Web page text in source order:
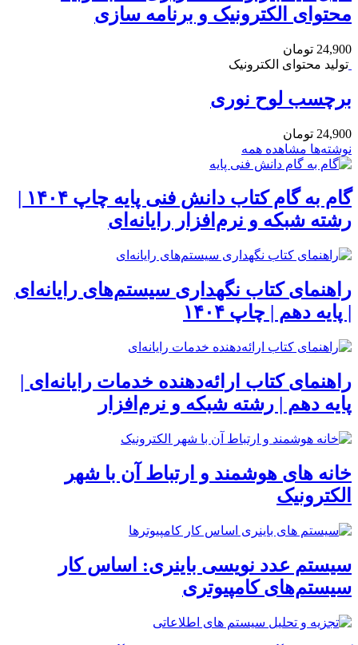
محتوای الکترونیک و برنامه سازی
24,900 تومان
تولید محتوای الکترونیک
برچسب لوح نوری
24,900 تومان
نوشته‌ها مشاهده همه
رشته شبکه و نرم‌افزار رایانه‌ای
راهنمای کتاب نگهداری سیستم‌های رایانه‌ای
| پایه دهم | چاپ ۱۴۰۴
راهنمای کتاب ارائه‌دهنده خدمات رایانه‌ای |
پایه دهم | رشته شبکه و نرم‌افزار
خانه های هوشمند و ارتباط آن با شهر
الکترونیک
سیستم عدد نویسی باینری: اساس کار
سیستم‌های کامپیوتری